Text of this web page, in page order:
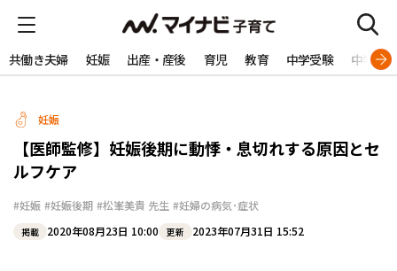
共働き夫婦 妊娠 出産・産後 育児 教育 中学受験 中学生
妊娠
【医師監修】妊娠後期に動悸・息切れする原因とセ
ルフケア
#妊娠 #妊娠後期 #松峯美貴 先生 #妊婦の病気･症状
掲載 2020年08月23日 10:00 更新 2023年07月31日 15:52